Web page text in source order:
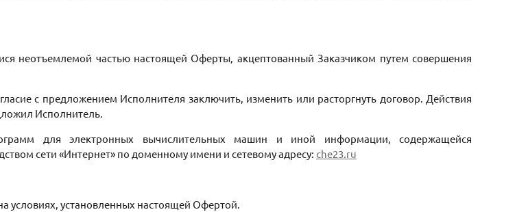
неотъемлемой частью настоящей Оферты, акцептованный Заказчиком путем совершения
с предложением Исполнителя заключить, изменить или расторгнуть договор. Действия
Исполнитель.
для электронных вычислительных машин и иной информации, содержащейся
сети «Интернет» по доменному имени и сетевому адресу: che23.ru
условиях, установленных настоящей Офертой.